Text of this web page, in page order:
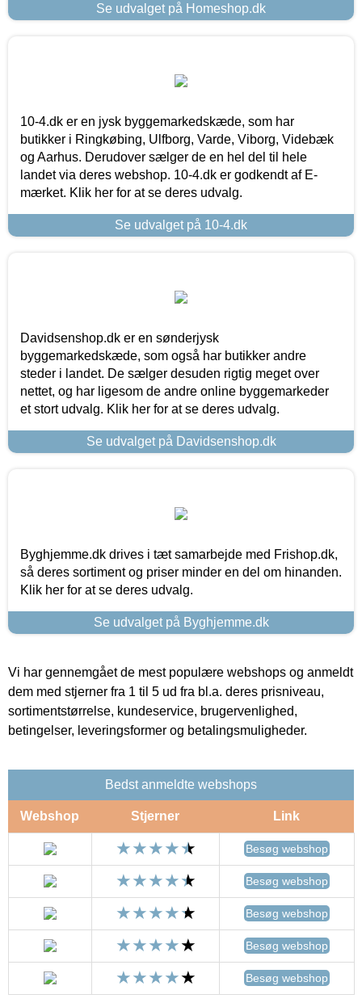
Se udvalget på Homeshop.dk
10-4.dk er en jysk byggemarkedskæde, som har
butikker i Ringkøbing, Ulfborg, Varde, Viborg, Videbæk
og Aarhus. Derudover sælger de en hel del til hele
landet via deres webshop. 10-4.dk er godkendt af E-
mærket. Klik her for at se deres udvalg.
Se udvalget på 10-4.dk
Davidsenshop.dk er en sønderjysk
byggemarkedskæde, som også har butikker andre
steder i landet. De sælger desuden rigtig meget over
nettet, og har ligesom de andre online byggemarkeder
et stort udvalg. Klik her for at se deres udvalg.
Se udvalget på Davidsenshop.dk
Byghjemme.dk drives i tæt samarbejde med Frishop.dk,
så deres sortiment og priser minder en del om hinanden.
Klik her for at se deres udvalg.
Se udvalget på Byghjemme.dk
Vi har gennemgået de mest populære webshops og anmeldt
dem med stjerner fra 1 til 5 ud fra bl.a. deres prisniveau,
sortimentstørrelse, kundeservice, brugervenlighed,
betingelser, leveringsformer og betalingsmuligheder.
Bedst anmeldte webshops
Webshop Stjerner Link
Besøg webshop
Besøg webshop
Besøg webshop
Besøg webshop
Besøg webshop